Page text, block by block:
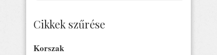
Cikkek szűrése
Korszak